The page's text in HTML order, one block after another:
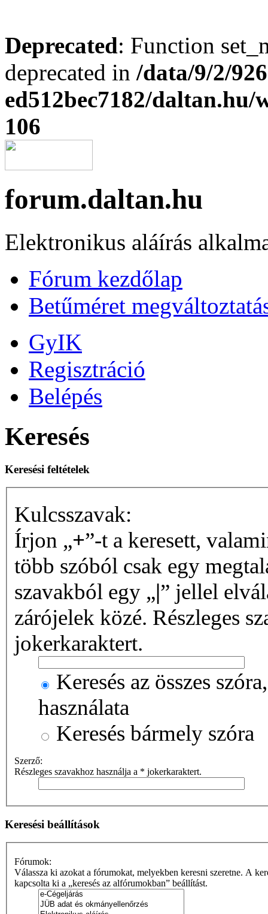
Deprecated: Function
deprecated in /data/9/2/
ed512bec7182/
106
forum.daltan.hu
Elektronikus aláírás
Fórum kezdőlap
Betűméret
GyIK
Regisztráció
Belépés
Keresés
Keresési feltételek
Kulcsszavak:
Írjon „+”-t a keresett,
több szóból csak egy
szavakból egy „|” jellel
zárójelek közé. Részleges
jokerkaraktert.
Keresés az összes
használata
Keresés bármely szóra
Szerző:
Részleges szavakhoz használja a * jokerkaraktert.
Keresési beállítások
Fórumok:
Válassza ki azokat a fórumokat, melyekben keresni szeretne. A
kapcsolta ki a „keresés az alfórumokban” beállítást.